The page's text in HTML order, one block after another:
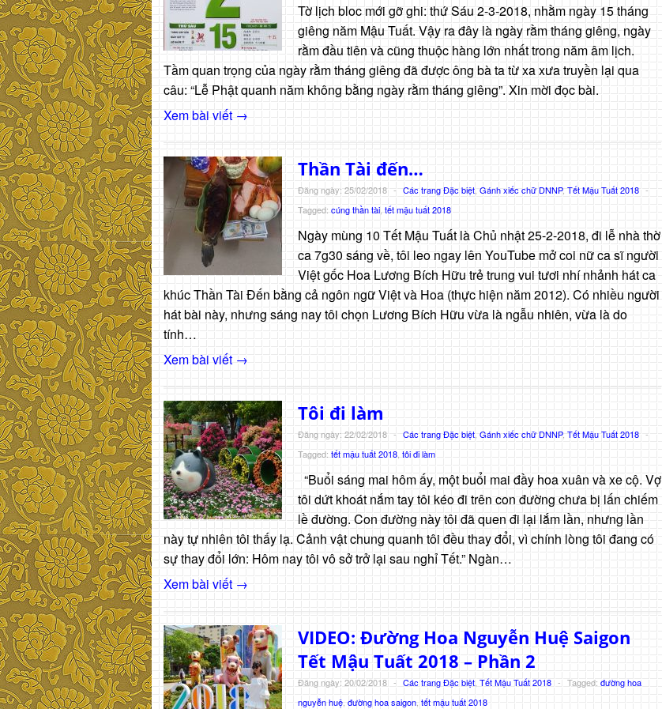
Tờ lịch bloc mới gỡ ghi: thứ Sáu 2-3-2018, nhằm ngày 15 tháng
giêng năm Mậu Tuất. Vậy ra đây là ngày rằm tháng giêng, ngày
rằm đầu tiên và cũng thuộc hàng lớn nhất trong năm âm lịch.
Tầm quan trọng của ngày rằm tháng giêng đã được ông bà ta từ xa xưa truyền lại qua
câu: “Lễ Phật quanh năm không bằng ngày rằm tháng giêng”. Xin mời đọc bài.
Xem bài viết →
Thần Tài đến…
Đăng ngày: 25/02/2018 - Các trang Đặc biệt Gánh xiếc chữ DNNP, Tết Mậu Tuất 2018 -
Tagged: cúng thần tài tết mậu tuất 2018
Ngày mùng 10 Tết Mậu Tuất là Chủ nhật 25-2-2018, đi lễ nhà thờ
ca 7g30 sáng về, tôi leo ngay lên YouTube mở coi nữ ca sĩ người
Việt gốc Hoa Lương Bích Hữu trẻ trung vui tươi nhí nhảnh hát ca
khúc Thần Tài Đến bằng cả ngôn ngữ Việt và Hoa (thực hiện năm 2012). Có nhiều người
hát bài này, nhưng sáng nay tôi chọn Lương Bích Hữu vừa là ngẫu nhiên, vừa là do
tính…
Xem bài viết →
Tôi đi làm
Đăng ngày: 22/02/2018 - Các trang Đặc biệt Gánh xiếc chữ DNNP, Tết Mậu Tuất 2018 -
Tagged: tết mậu tuất 2018 tôi đi làm
“Buổi sáng mai hôm ấy, một buổi mai đầy hoa xuân và xe cộ. Vợ
tôi dứt khoát nắm tay tôi kéo đi trên con đường chưa bị lấn chiếm
lề đường. Con đường này tôi đã quen đi lại lắm lần, nhưng lần
này tự nhiên tôi thấy lạ. Cảnh vật chung quanh tôi đều thay đổi, vì chính lòng tôi đang có
sự thay đổi lớn: Hôm nay tôi vô sở trở lại sau nghỉ Tết.” Ngàn…
Xem bài viết →
VIDEO: Đường Hoa Nguyễn Huệ Saigon
Tết Mậu Tuất 2018 – Phần 2
Đăng ngày: 20/02/2018 - Các trang Đặc biệt Tết Mậu Tuất 2018 - Tagged: đường hoa
nguyễn huệ đường hoa saigon tết mậu tuất 2018